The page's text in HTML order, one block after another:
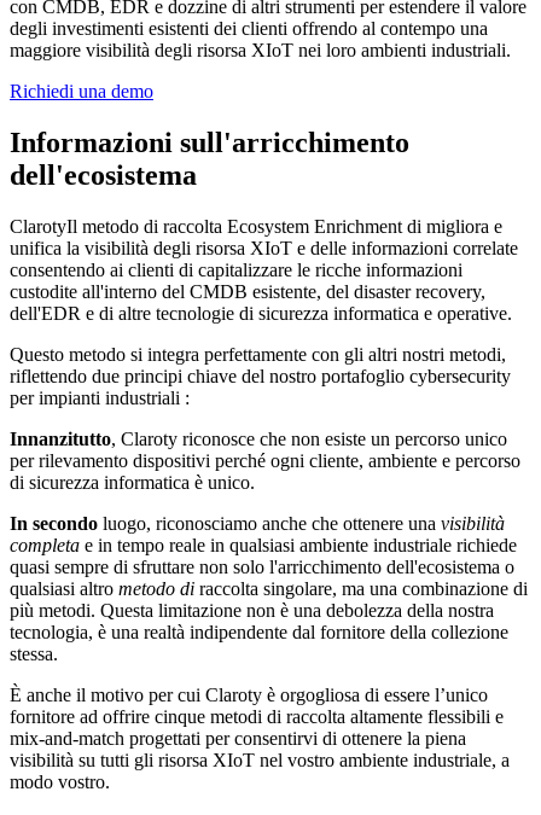
con CMDB, EDR e dozzine di altri strumenti per estendere il valore
degli investimenti esistenti dei clienti offrendo al contempo una
maggiore visibilità degli risorsa XIoT nei loro ambienti industriali.
Richiedi una demo
Informazioni sull'arricchimento
dell'ecosistema
ClarotyIl metodo di raccolta Ecosystem Enrichment di migliora e
unifica la visibilità degli risorsa XIoT e delle informazioni correlate
consentendo ai clienti di capitalizzare le ricche informazioni
custodite all'interno del CMDB esistente, del disaster recovery,
dell'EDR e di altre tecnologie di sicurezza informatica e operative.
Questo metodo si integra perfettamente con gli altri nostri metodi,
riflettendo due principi chiave del nostro portafoglio cybersecurity
per impianti industriali :
Innanzitutto, Claroty riconosce che non esiste un percorso unico
per rilevamento dispositivi perché ogni cliente, ambiente e percorso
di sicurezza informatica è unico.
In secondo luogo, riconosciamo anche che ottenere una visibilità
completa e in tempo reale in qualsiasi ambiente industriale richiede
quasi sempre di sfruttare non solo l'arricchimento dell'ecosistema o
qualsiasi altro metodo di raccolta singolare, ma una combinazione di
più metodi. Questa limitazione non è una debolezza della nostra
tecnologia, è una realtà indipendente dal fornitore della collezione
stessa.
È anche il motivo per cui Claroty è orgogliosa di essere l’unico
fornitore ad offrire cinque metodi di raccolta altamente flessibili e
mix-and-match progettati per consentirvi di ottenere la piena
visibilità su tutti gli risorsa XIoT nel vostro ambiente industriale, a
modo vostro.